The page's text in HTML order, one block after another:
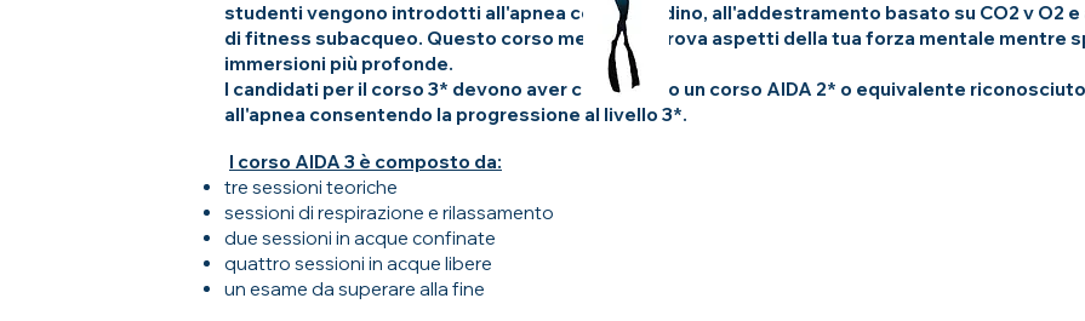
studenti vengono introdotti all'apnea con un cordino, all'addestramento basato su CO2 v O2
di fitness subacqueo. Questo corso mette alla prova aspetti della tua forza mentale mentre
immersioni più profonde.
I candidati per il corso 3* devono aver completato un corso AIDA 2* o equivalente
all'apnea consentendo la progressione al livello 3*.
l corso AIDA 3 è composto da:
tre sessioni teoriche
sessioni di respirazione e rilassamento
due sessioni in acque confinate
quattro sessioni in acque libere
un esame da superare alla fine